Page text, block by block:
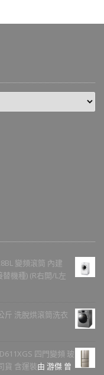
變頻滾筒 內建
機種) (R右開/L左
斤 洗脫烘滾筒洗衣
四門變頻 玻
貨 含運裝由 游傑 曾